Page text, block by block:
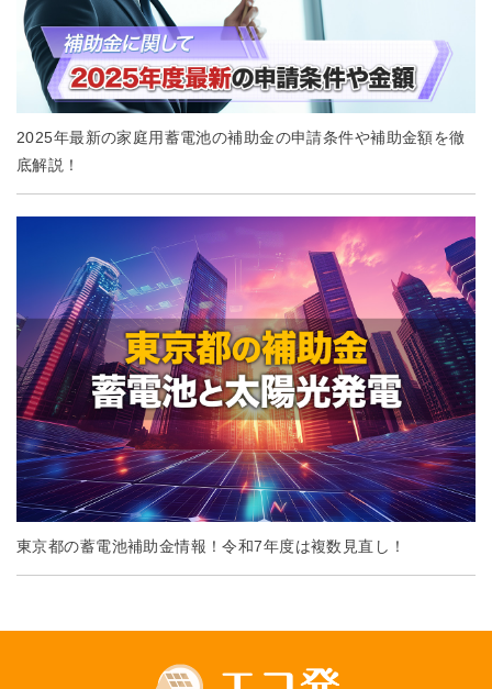
2025年最新の家庭用蓄電池の補助金の申請条件や補助金額を徹
底解説！
東京都の蓄電池補助金情報！令和7年度は複数見直し！